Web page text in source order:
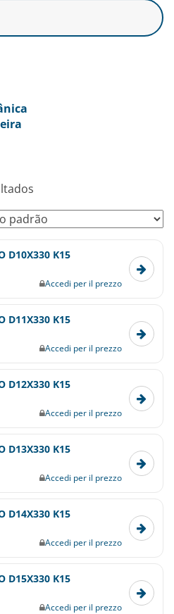
D10X330 K15
Accedi per il prezzo
D11X330 K15
Accedi per il prezzo
D12X330 K15
Accedi per il prezzo
D13X330 K15
Accedi per il prezzo
D14X330 K15
Accedi per il prezzo
D15X330 K15
Accedi per il prezzo